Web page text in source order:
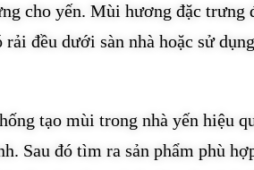
cho yến. Mùi hương đặc
đều dưới sàn nhà hoặc sử
tạo mùi trong nhà yến hiệu
Sau đó tìm ra sản phẩm phù